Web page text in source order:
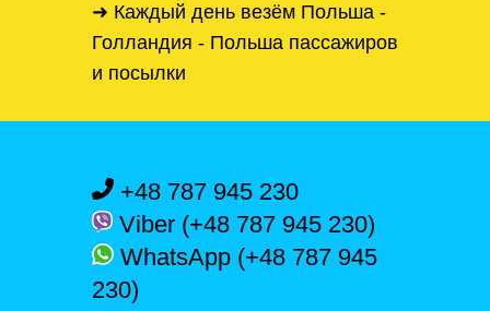
➜ Каждый день везём Польша -
Голландия - Польша пассажиров
и посылки
+48 787 945 230
Viber (+48 787 945 230)
WhatsApp (+48 787 945
230)